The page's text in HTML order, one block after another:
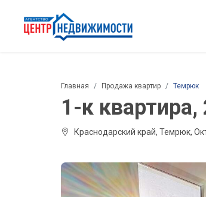
Главная Продажа квартир Темрюк
1-к
Краснодарский край, Темрюк,